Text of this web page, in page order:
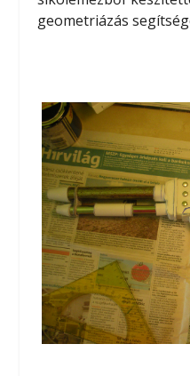
geometriázás